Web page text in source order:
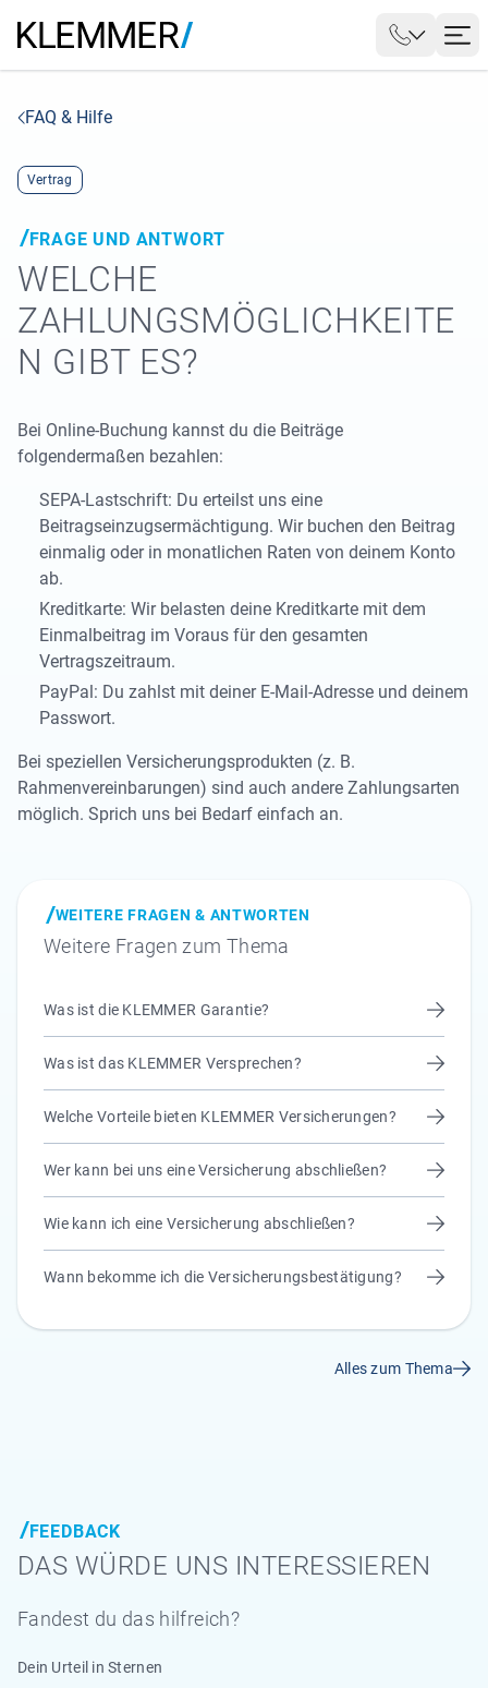
FAQ & Hilfe
Vertrag
FRAGE UND ANTWORT
WELCHE
ZAHLUNGSMÖGLICHKEITE
N GIBT ES?
Bei Online-Buchung kannst du die Beiträge
folgendermaßen bezahlen:
SEPA-Lastschrift: Du erteilst uns eine
Beitragseinzugsermächtigung. Wir buchen den Beitrag
einmalig oder in monatlichen Raten von deinem Konto
ab.
Kreditkarte: Wir belasten deine Kreditkarte mit dem
Einmalbeitrag im Voraus für den gesamten
Vertragszeitraum.
PayPal: Du zahlst mit deiner E-Mail-Adresse und deinem
Passwort.
Bei speziellen Versicherungsprodukten (z. B.
Rahmenvereinbarungen) sind auch andere Zahlungsarten
möglich. Sprich uns bei Bedarf einfach an.
WEITERE FRAGEN & ANTWORTEN
Weitere Fragen zum Thema
Was ist die KLEMMER Garantie?
Was ist das KLEMMER Versprechen?
Welche Vorteile bieten KLEMMER Versicherungen?
Wer kann bei uns eine Versicherung abschließen?
Wie kann ich eine Versicherung abschließen?
Wann bekomme ich die Versicherungsbestätigung?
Alles zum Thema
FEEDBACK
DAS WÜRDE UNS INTERESSIEREN
Fandest du das hilfreich?
Dein Urteil in Sternen